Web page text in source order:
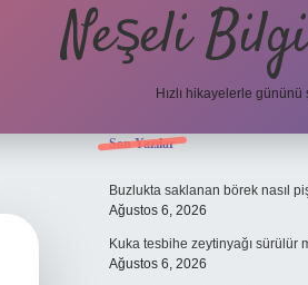
Neşeli
Hızlı hikayelerle
Sidebar
Son Yazılar
Buzlukta saklanan börek nasıl
Ağustos 6, 2026
Kuka tesbihe zeytinyağı sürülür
Ağustos 6, 2026
ilbet mobil girişen iyi bahis siteleri